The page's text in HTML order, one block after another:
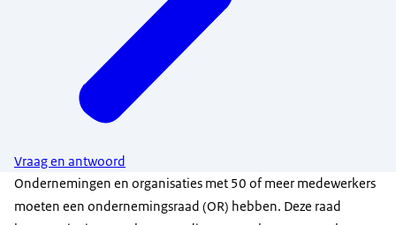
Vraag en antwoord
Ondernemingen en organisaties met 50 of meer medewerkers
moeten een ondernemingsraad (OR) hebben. Deze raad